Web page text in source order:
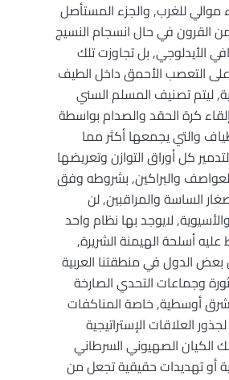
موالي للغرب, والجزء المستأصل
القرون في حال انسجام النسيج
الأيدلوجي, بل تجاوزت تلك
التعصب الأحمق داخل الطيف
ليتم تصنيف المسلم السني
كرة الحقد والصدام بواسطة
والتي يجمعها أكثر مما
كل أوراق التوازن وتعريضها
والبراكين, بشروطه وفق
الساسة والمراقبين, لن
لايوجد بها نظام واحد
أسلحة الهيمنة الشريرة,
الدول في منطقتنا العربية
وجماعات التحدي الصارخة
أوسطية, خاصة المناكفات
العلاقات الإستراتيجية
الكيان الصهيوني السرطاني
أو تهديدات حقيقية تجعل من